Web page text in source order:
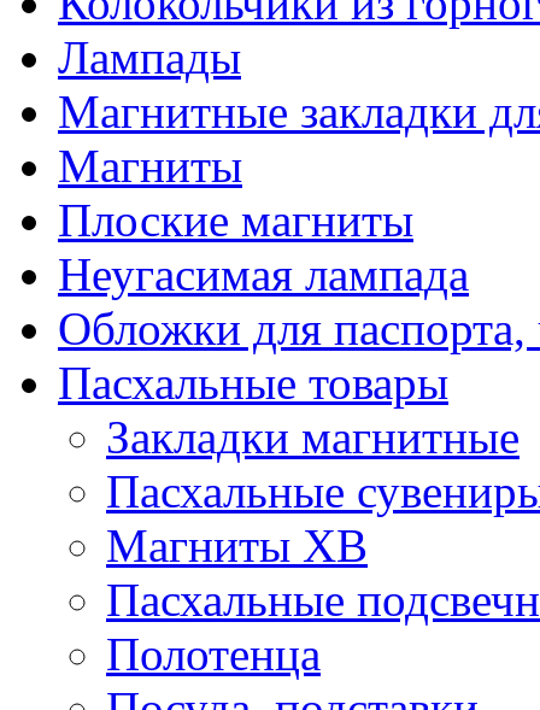
Лампады
Магнитные закладки
Магниты
Плоские магниты
Неугасимая лампада
Обложки для паспорта,
Пасхальные товары
Закладки магнитные
Пасхальные
Магниты ХВ
Пасхальные
Полотенца